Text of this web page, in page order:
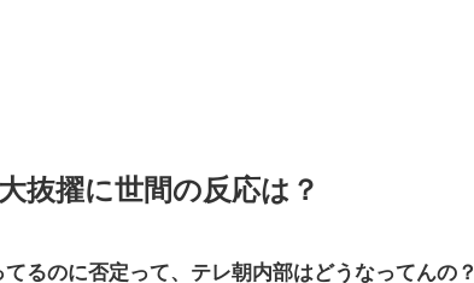
抜擢に世間の反応は？
てるのに否定って、テレ朝内部はどうなってんの？